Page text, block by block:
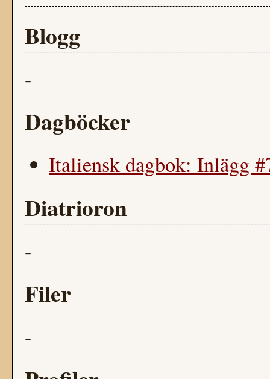
Blogg
-
Dagböcker
Italiensk dagbok: Inlägg
Diatrioron
-
Filer
-